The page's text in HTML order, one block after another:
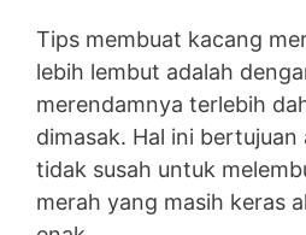
Tips membuat kacang
lebih lembut adalah
merendamnya terlebih
dimasak. Hal ini
tidak susah untuk
merah yang masih keras